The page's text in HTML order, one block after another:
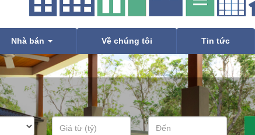
Nhà bán Về chúng tôi Tin tức